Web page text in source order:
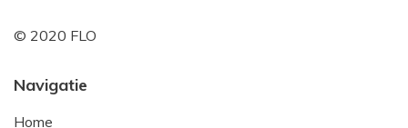
© 2020 FLO
Navigatie
Home